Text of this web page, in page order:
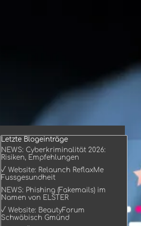
Block überspringen Letzte Blogeinträge
Letzte Blogeinträge
NEWS: Cyberkriminalität 2026:
Risiken, Empfehlungen
√ Website: Relaunch ReflaxMe
Fussgesundheit
NEWS: Phishing (Fakemails) im
Namen von ELSTER
√ Website: BeautyForum
Schwäbisch Gmünd